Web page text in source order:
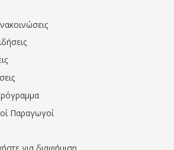
Παραγωγοί
για διαφήμιση